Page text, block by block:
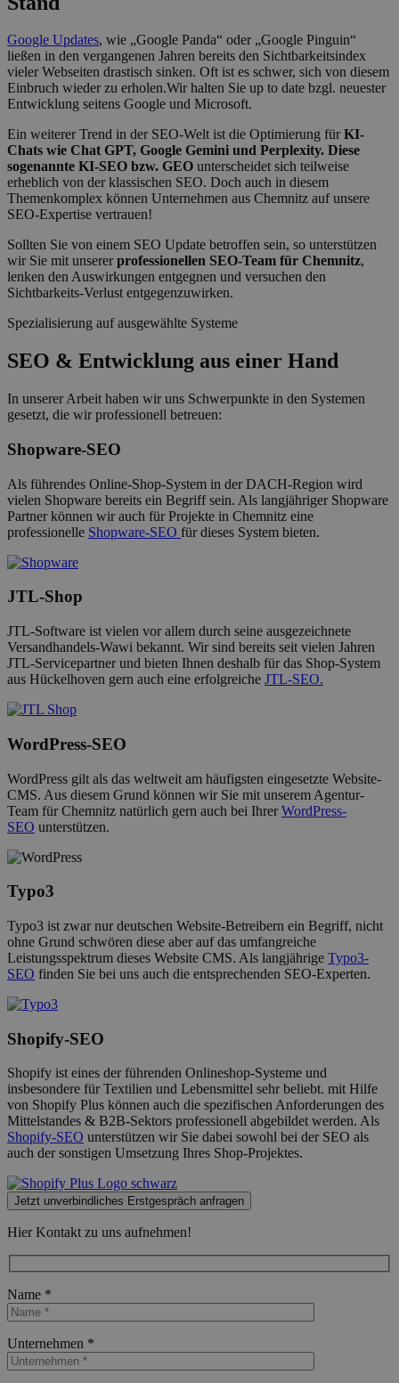
Google Updates, wie „Google Panda“ oder „Google Pinguin“
ließen in den vergangenen Jahren bereits den Sichtbarkeitsindex
vieler Webseiten drastisch sinken. Oft ist es schwer, sich von diesem
Einbruch wieder zu erholen.Wir halten Sie up to date bzgl. neuester
Entwicklung seitens Google und Microsoft.
Ein weiterer Trend in der SEO-Welt ist die Optimierung fürKI-
Chats wie Chat GPT, Google Gemini und Perplexity. Diese
sogenannte KI-SEO bzw. GEO unterscheidet sich teilweise
erheblich von der klassischen SEO. Doch auch in diesem
Themenkomplex können Unternehmen aus Chemnitz auf unsere
SEO-Expertise vertrauen!
Sollten Sie von einem SEO Update betroffen sein, so unterstützen
wir Sie mit unsererprofessionellen SEO-Team für Chemnitz,
lenken den Auswirkungen entgegnen und versuchen den
Sichtbarkeits-Verlust entgegenzuwirken.
Spezialisierung auf ausgewählte Systeme
SEO & Entwicklung aus einer Hand
In unserer Arbeit haben wir uns Schwerpunkte in den Systemen
gesetzt, die wir professionell betreuen:
Shopware-SEO
Als führendes Online-Shop-System in der DACH-Region wird
vielen Shopware bereits ein Begriff sein. Als langjähriger Shopware
Partner können wir auch für Projekte in Chemnitz eine
professionelle Shopware-SEO für dieses System bieten.
JTL-Shop
JTL-Software ist vielen vor allem durch seine ausgezeichnete
Versandhandels-Wawi bekannt. Wir sind bereits seit vielen Jahren
JTL-Servicepartner und bieten Ihnen deshalb für das Shop-System
aus Hückelhoven gern auch eine erfolgreiche JTL-SEO.
WordPress-SEO
WordPress gilt als das weltweit am häufigsten eingesetzte Website-
CMS. Aus diesem Grund können wir Sie mit unserem Agentur-
Team für Chemnitz natürlich gern auch bei IhrerWordPress-
SEO unterstützen.
Typo3
Typo3 ist zwar nur deutschen Website-Betreibern ein Begriff, nicht
ohne Grund schwören diese aber auf das umfangreiche
Leistungsspektrum dieses Website CMS. Als langjährige Typo3-
SEO finden Sie bei uns auch die entsprechenden SEO-Experten.
Shopify-SEO
Shopify ist eines der führenden Onlineshop-Systeme und
insbesondere für Textilien und Lebensmittel sehr beliebt. mit Hilfe
von Shopify Plus können auch die spezifischen Anforderungen des
Mittelstandes & B2B-Sektors professionell abgebildet werden. Als
Shopify-SEO unterstützen wir Sie dabei sowohl bei der SEO als
auch der sonstigen Umsetzung Ihres Shop-Projektes.
Jetzt unverbindliches Erstgespräch anfragen
Hier Kontakt zu uns aufnehmen!
Name *
Unternehmen *